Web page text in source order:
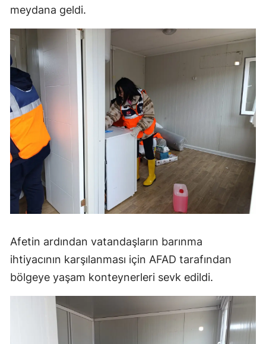
Mersin
Kars
Kastamonu
Kayseri
Kırşehir
Kocaeli
Konya
Kütahya
meydana geldi.
Afetin ardından vatandaşların barınma
ihtiyacının karşılanması için AFAD tarafından
bölgeye yaşam konteynerleri sevk edildi.